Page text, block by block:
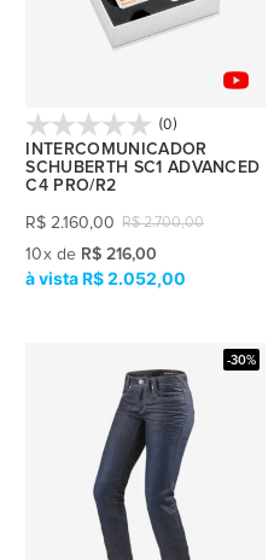
(0)
INTERCOMUNICADOR
SCHUBERTH SC1 ADVANCED
C4 PRO/R2
R$ 2.700,00
R$ 2.160,00
10x de R$ 216,00
R$ 2.052,00
-30%